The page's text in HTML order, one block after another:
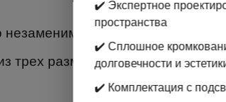
часть любой
трех размеров по ширине 450,
✔️ Экспертное
пространства
✔️ Сплошное
долговечности и
✔️ Комплектация с